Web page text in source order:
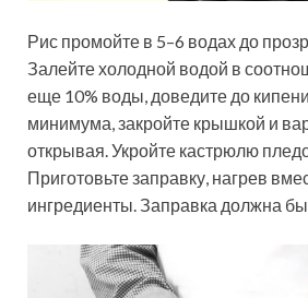
Рис промойте в 5–6 водах до
Залейте холодной водой в
еще 10% воды, доведите до
минимума, закройте крышкой и
открывая. Укройте кастрюлю
Приготовьте заправку, нагрев
ингредиенты. Заправка­ должна